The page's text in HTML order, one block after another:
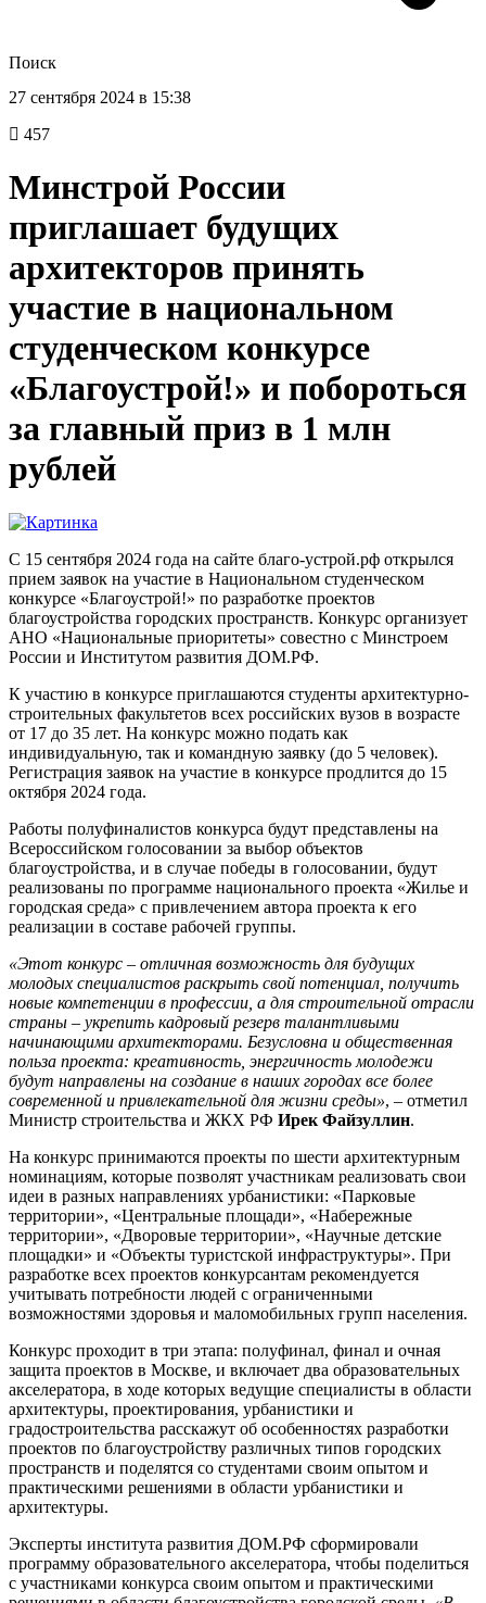
Поиск
27 сентября 2024 в 15:38
457
Минстрой России
приглашает будущих
архитекторов принять
участие в национальном
студенческом конкурсе
«Благоустрой!» и побороться
за главный приз в 1 млн
рублей
С 15 сентября 2024 года на сайте благо-устрой.рф открылся
прием заявок на участие в Национальном студенческом
конкурсе «Благоустрой!» по разработке проектов
благоустройства городских пространств. Конкурс организует
АНО «Национальные приоритеты» совестно с Минстроем
России и Институтом развития ДОМ.РФ.
К участию в конкурсе приглашаются студенты архитектурно-
строительных факультетов всех российских вузов в возрасте
от 17 до 35 лет. На конкурс можно подать как
индивидуальную, так и командную заявку (до 5 человек).
Регистрация заявок на участие в конкурсе продлится до 15
октября 2024 года.
Работы полуфиналистов конкурса будут представлены на
Всероссийском голосовании за выбор объектов
благоустройства, и в случае победы в голосовании, будут
реализованы по программе национального проекта «Жилье и
городская среда» с привлечением автора проекта к его
реализации в составе рабочей группы.
«Этот конкурс – отличная возможность для будущих
молодых специалистов раскрыть свой потенциал, получить
новые компетенции в профессии, а для строительной отрасли
страны – укрепить кадровый резерв талантливыми
начинающими архитекторами. Безусловна и общественная
польза проекта: креативность, энергичность молодежи
будут направлены на создание в наших городах все более
современной и привлекательной для жизни среды», – отметил
Министр строительства и ЖКХ РФ Ирек Файзуллин.
На конкурс принимаются проекты по шести архитектурным
номинациям, которые позволят участникам реализовать свои
идеи в разных направлениях урбанистики: «Парковые
территории», «Центральные площади», «Набережные
территории», «Дворовые территории», «Научные детские
площадки» и «Объекты туристской инфраструктуры». При
разработке всех проектов конкурсантам рекомендуется
учитывать потребности людей с ограниченными
возможностями здоровья и маломобильных групп населения.
Конкурс проходит в три этапа: полуфинал, финал и очная
защита проектов в Москве, и включает два образовательных
акселератора, в ходе которых ведущие специалисты в области
архитектуры, проектирования, урбанистики и
градостроительства расскажут об особенностях разработки
проектов по благоустройству различных типов городских
пространств и поделятся со студентами своим опытом и
практическими решениями в области урбанистики и
архитектуры.
Эксперты института развития ДОМ.РФ сформировали
программу образовательного акселератора, чтобы поделиться
с участниками конкурса своим опытом и практическими